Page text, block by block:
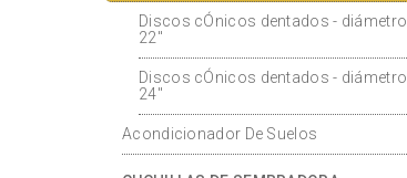
Discos cÓnicos dentados - diámetro
22"
Discos cÓnicos dentados - diámetro
24"
Acondicionador De Suelos